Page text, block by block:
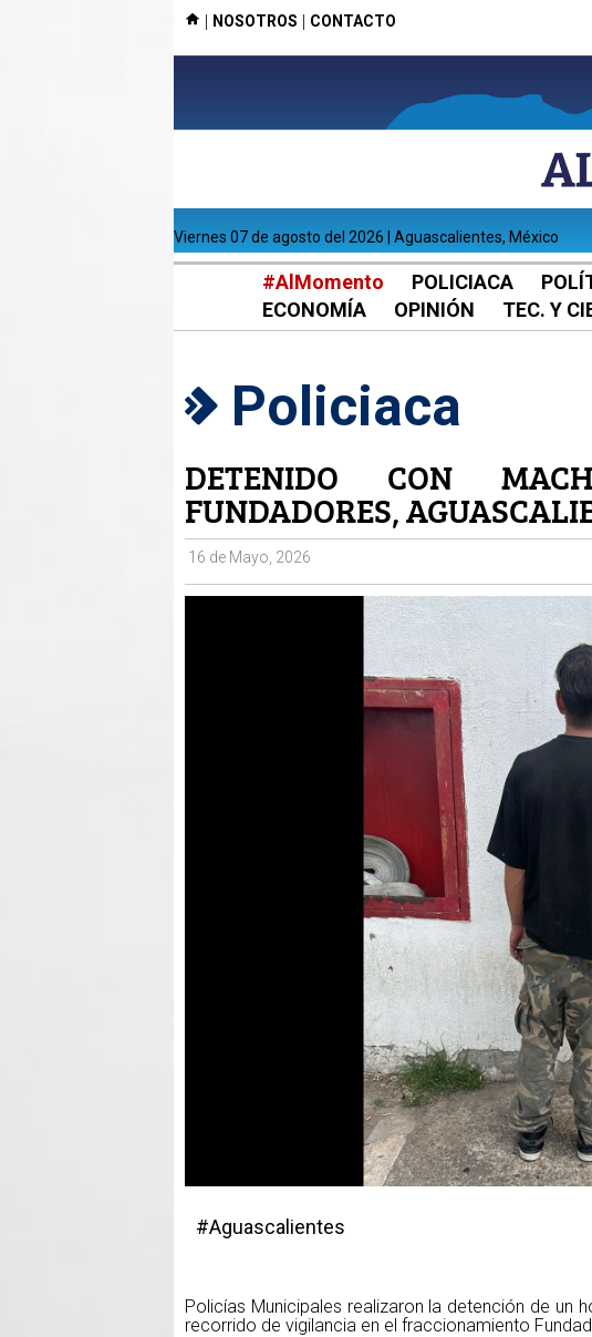
| NOSOTROS | CONTACTO
viernes 07 de agosto del 2026 | Aguascalientes, México
#AlMomento POLICIACA
ECONOMÍA
OPINIÓN TEC. Y
Policiaca
DETENIDO CON
FUNDADORES,
16 de Mayo, 2026
#Aguascalientes
Policías Municipales realizaron la detención de un
recorrido de vigilancia en el fraccionamiento